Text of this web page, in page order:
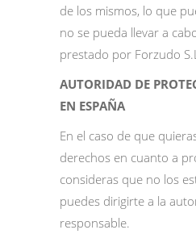
de los mismos, lo que
no se pueda llevar a
prestado por Forzudo
AUTORIDAD DE
EN ESPAÑA
En el caso de que
derechos en cuanto a
consideras que no los
puedes dirigirte a la
responsable.